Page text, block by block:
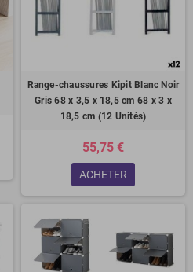
Range-chaussures Kipit Blanc Noir
Gris 68 x 3,5 x 18,5 cm 68 x 3 x
18,5 cm (12 Unités)
55,75 €
ACHETER